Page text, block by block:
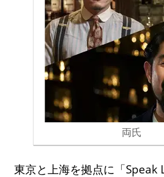
両氏
東京と上海を拠点に「Speak